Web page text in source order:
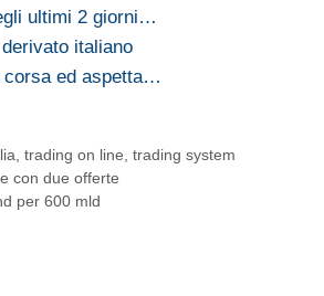
ultimi 2 giorni…
italiano
corsa ed aspetta…
,trading on line ,trading system
con due offerte
per 600 mld